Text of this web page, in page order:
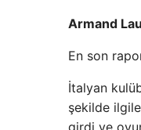
Armand
En son
İtalyan
şekilde
girdi ve